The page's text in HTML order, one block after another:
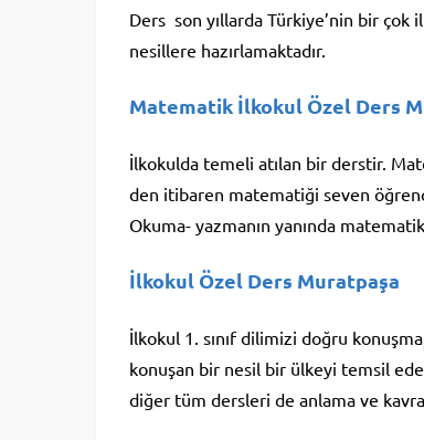
Ders son yıllarda Türkiye’nin bir çok
nesillere hazırlamaktadır.
Matematik İlkokul Özel Ders
İlkokulda temeli atılan bir derstir.
den itibaren matematiği seven
Okuma- yazmanın yanında
İlkokul Özel Ders Muratpaşa
İlkokul 1. sınıf dilimizi doğru
konuşan bir nesil bir ülkeyi temsil
diğer tüm dersleri de anlama ve